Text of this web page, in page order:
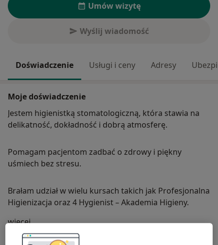
Umów wizytę
Wyślij wiadomość
Doświadczenie Usługi i ceny Adresy
Moje doświadczenie
Jestem higienistką stomatologiczną, która stawia na
delikatność, dokładność i dobrą atmosferę.
Pomagam pacjentom zadbać o zdrowy i piękny
uśmiech bez stresu.
Brałam udział w wielu kursach takich jak Profesjonalna
Higienizacja oraz 4 Hygienist – Akademia Higieny.
więcejO mnie
Główne obszary pomocy